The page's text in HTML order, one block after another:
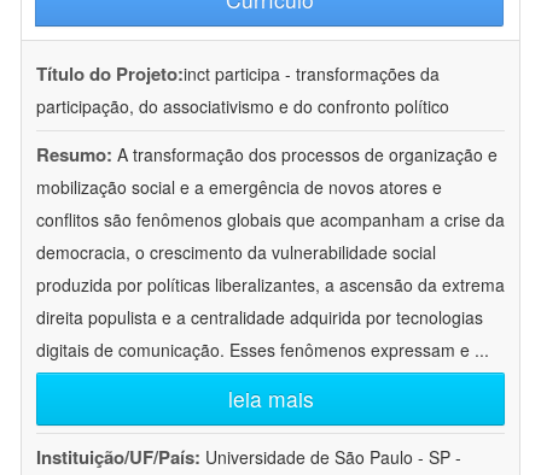
Título do Projeto:inct participa - transformações da
participação, do associativismo e do confronto político
Resumo: A transformação dos processos de organização e
mobilização social e a emergência de novos atores e
conflitos são fenômenos globais que acompanham a crise da
democracia, o crescimento da vulnerabilidade social
produzida por políticas liberalizantes, a ascensão da extrema
direita populista e a centralidade adquirida por tecnologias
digitais de comunicação. Esses fenômenos expressam e ...
leia mais
Instituição/UF/País: Universidade de São Paulo - SP -